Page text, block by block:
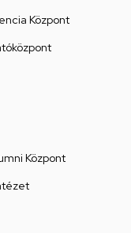
Központ
Központ